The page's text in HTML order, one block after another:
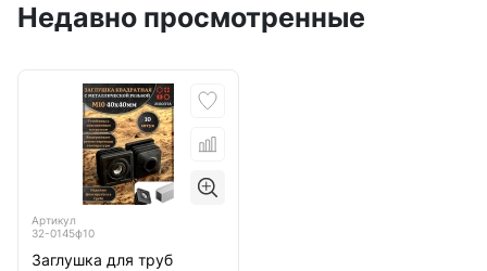
Недавно просмотренные
Артикул
32-0145ф10
Заглушка для труб